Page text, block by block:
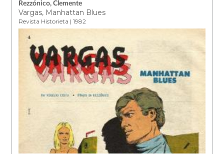
Rezzónico, Clemente
Vargas, Manhattan Blues
Revista Historieta | 1982